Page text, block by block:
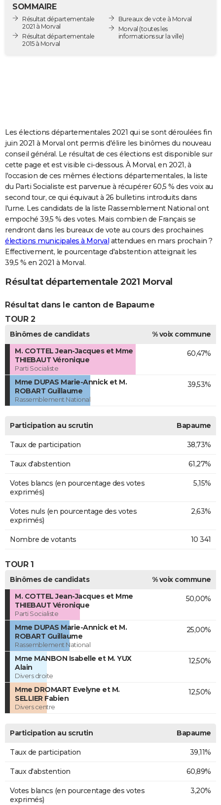
Destinations
City break
Voyage nature
Voyage de noces
Forum
Climat
GUIDES D'ACHAT
COPAINS D'AVANT
S'inscrire
Se connecter
Lycées
Collèges
Primaires
Universités
Entreprises
Service militaire
Avis de recherche
AVIS DE DÉCÈS
FORUM
Bricolage
Lifestyle
Culture
Sport
Auto
Television
Voyage
Cinema
SOMMAIRE
Résultat départementale
2021 à Morval
Résultat départementale
2015 à Morval
Bureaux de vote à Morval
Morval (toutes les
informations sur la ville)
Les élections départementales 2021 qui se sont déroulées fin
juin 2021 à Morval ont permis d'élire les binômes du nouveau
conseil général. Le résultat de ces élections est disponible sur
cette page et est visible ci-dessous. À Morval, en 2021, à
l'occasion de ces mêmes élections départementales, la liste
du Parti Socialiste est parvenue à récupérer 60,5 % des voix au
second tour, ce qui équivaut à 26 bulletins introduits dans
l'urne. Les candidats de la liste Rassemblement National ont
empoché 39,5 % des votes. Mais combien de Français se
rendront dans les bureaux de vote au cours des prochaines
élections municipales à Morval attendues en mars prochain ?
Effectivement, le pourcentage d'abstention atteignait les
39,5 % en 2021 à Morval.
Résultat départementale 2021 Morval
Résultat dans le canton de Bapaume
TOUR 2
Binômes de candidats
% voix commune
M. COTTEL Jean-Jacques et Mme
THIEBAUT Véronique
Parti Socialiste
60,47%
Mme DUPAS Marie-Annick et M.
ROBART Guillaume
Rassemblement National
39,53%
Participation au scrutin Bapaume
Taux de participation 38,73%
Taux d'abstention 61,27%
Votes blancs (en pourcentage des votes
exprimés)
5,15%
Votes nuls (en pourcentage des votes
exprimés)
2,63%
Nombre de votants 10 341
TOUR 1
Binômes de candidats
% voix commune
M. COTTEL Jean-Jacques et Mme
THIEBAUT Véronique
Parti Socialiste
50,00%
Mme DUPAS Marie-Annick et M.
ROBART Guillaume
Rassemblement National
25,00%
Mme MANBON Isabelle et M. YUX
Alain
Divers droite
12,50%
Mme DROMART Evelyne et M.
SELLIER Fabien
Divers centre
12,50%
Participation au scrutin Bapaume
Taux de participation 39,11%
Taux d'abstention 60,89%
Votes blancs (en pourcentage des votes
exprimés)
3,20%